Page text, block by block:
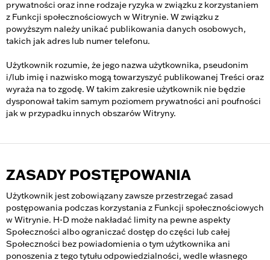
prywatności oraz inne rodzaje ryzyka w związku z korzystaniem
z Funkcji społecznościowych w Witrynie. W związku z
powyższym należy unikać publikowania danych osobowych,
takich jak adres lub numer telefonu.
Użytkownik rozumie, że jego nazwa użytkownika, pseudonim
i/lub imię i nazwisko mogą towarzyszyć publikowanej Treści oraz
wyraża na to zgodę. W takim zakresie użytkownik nie będzie
dysponował takim samym poziomem prywatności ani poufności
jak w przypadku innych obszarów Witryny.
ZASADY POSTĘPOWANIA
Użytkownik jest zobowiązany zawsze przestrzegać zasad
postępowania podczas korzystania z Funkcji społecznościowych
w Witrynie. H-D może nakładać limity na pewne aspekty
Społeczności albo ograniczać dostęp do części lub całej
Społeczności bez powiadomienia o tym użytkownika ani
ponoszenia z tego tytułu odpowiedzialności, wedle własnego